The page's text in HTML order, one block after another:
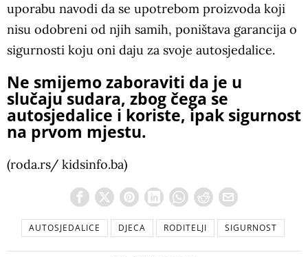
uporabu navodi da se upotrebom proizvoda koji
nisu odobreni od njih samih, poništava garancija o
sigurnosti koju oni daju za svoje autosjedalice.
Ne smijemo zaboraviti da je u
slučaju sudara, zbog čega se
autosjedalice i koriste, ipak sigurnost
na prvom mjestu.
(roda.rs/ kidsinfo.ba)
AUTOSJEDALICE DJECA RODITELJI SIGURNOST